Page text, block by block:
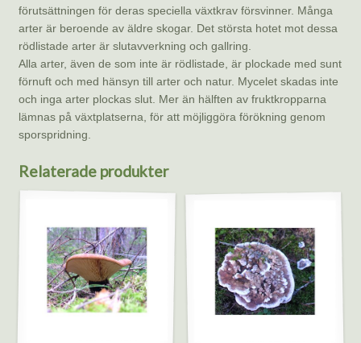
förutsättningen för deras speciella växtkrav försvinner. Många
arter är beroende av äldre skogar. Det största hotet mot dessa
rödlistade arter är slutavverkning och gallring.
Alla arter, även de som inte är rödlistade, är plockade med sunt
förnuft och med hänsyn till arter och natur. Mycelet skadas inte
och inga arter plockas slut. Mer än hälften av fruktkropparna
lämnas på växtplatserna, för att möjliggöra förökning genom
sporspridning.
Relaterade produkter